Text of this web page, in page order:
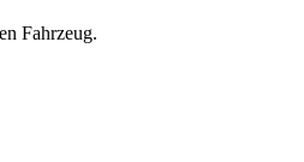
Fahrzeug.